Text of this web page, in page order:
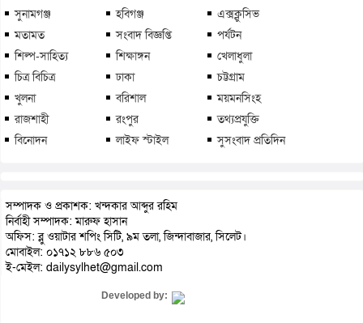
সুনামগঞ্জ
হবিগঞ্জ
এক্সক্লুসিভ
মতামত
সংবাদ বিজ্ঞপ্তি
পর্যটন
শিল্প-সাহিত্য
শিক্ষাঙ্গন
খেলাধুলা
চিত্র বিচিত্র
ঢাকা
চট্টগ্রাম
খুলনা
বরিশাল
ময়মনসিংহ
রাজশাহী
রংপুর
তথ্যপ্রযুক্তি
বিনোদন
লাইফ স্টাইল সুসংবাদ প্রতিদিন
সম্পাদক ও প্রকাশক: খন্দকার আব্দুর রহিম
নির্বাহী সম্পাদক: মারুফ হাসান
অফিস: ব্লু ওয়াটার শপিং সিটি, ৯ম তলা, জিন্দাবাজার, সিলেট।
মোবাইল: ০১৭১২ ৮৮৬ ৫০৩
ই-মেইল: dailysylhet@gmail.com
Developed by: